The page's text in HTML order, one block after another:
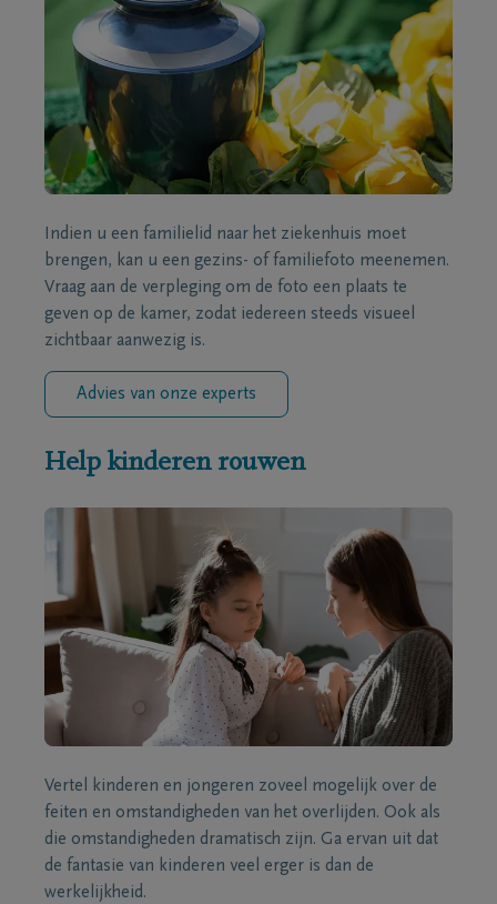
Indien u een familielid naar het ziekenhuis moet
brengen, kan u een gezins- of familiefoto meenemen.
Vraag aan de verpleging om de foto een plaats te
geven op de kamer, zodat iedereen steeds visueel
zichtbaar aanwezig is.
Advies van onze experts
Help kinderen rouwen
Vertel kinderen en jongeren zoveel mogelijk over de
feiten en omstandigheden van het overlijden. Ook als
die omstandigheden dramatisch zijn. Ga ervan uit dat
de fantasie van kinderen veel erger is dan de
werkelijkheid.